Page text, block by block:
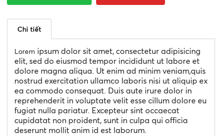
Chi tiết
Lorem ipsum dolor sit amet, consectetur adipisicing
elit, sed do eiusmod tempor incididunt ut labore et
dolore magna aliqua. Ut enim ad minim veniam,quis
nostrud exercitation ullamco laboris nisi ut aliquip ex
ea commodo consequat. Duis aute irure dolor in
reprehenderit in voluptate velit esse cillum dolore eu
fugiat nulla pariatur. Excepteur sint occaecat
cupidatat non proident, sunt in culpa qui officia
deserunt mollit anim id est laborum.